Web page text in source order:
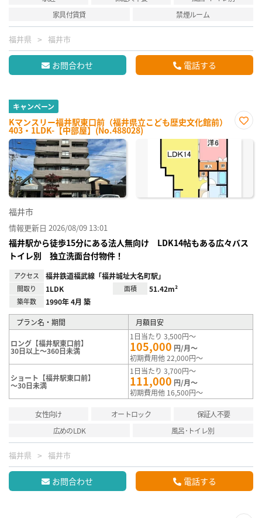
家具付賃貸
禁煙ルーム
福井県 福井市
お問合わせ 電話する
キャンペーン
Kマンスリー福井駅東口前（福井県立こども歴史文化館前）
403・1LDK-【中部屋】(No.488028)
に入
福井市
情報更新日 2026/08/09 13:01
福井駅から徒歩15分にある法人無向け LDK14帖もある広々バス
トイレ別 独立洗面台付物件！
アクセス 福井鉄道福武線「福井城址大名町駅」
間取り 1LDK 面積 51.42m²
築年数 1990年 4月 築
プラン名・期間 月額目安
ロング【福井駅東口前】
30日以上～360日未満
1日当たり 3,500円～
105,000 円/月～
初期費用他 22,000円～
ショート【福井駅東口前】
～30日未満
1日当たり 3,700円～
111,000 円/月～
初期費用他 16,500円～
女性向け オートロック
保証人不要
広めのLDK
風呂･トイレ別
福井県 福井市
お問合わせ 電話する